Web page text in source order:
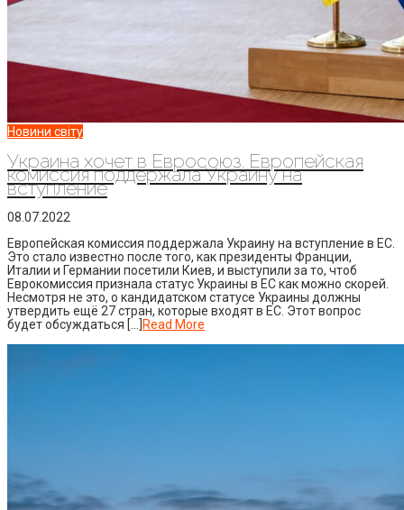
Новини світу
Украина хочет в Евросоюз. Европейская
комиссия поддержала Украину на
вступление
08.07.2022
Европейская комиссия поддержала Украину на вступление в ЕС.
Это стало известно после того, как президенты Франции,
Италии и Германии посетили Киев, и выступили за то, чтоб
Еврокомиссия признала статус Украины в ЕС как можно скорей.
Несмотря не это, о кандидатском статусе Украины должны
утвердить ещё 27 стран, которые входят в ЕС. Этот вопрос
будет обсуждаться […]Read More